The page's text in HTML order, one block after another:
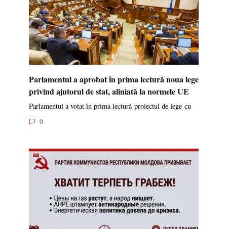
Parlamentul a aprobat în prima lectură noua lege
privind ajutorul de stat, aliniată la normele UE
Parlamentul a votat în prima lectură proiectul de lege cu
0